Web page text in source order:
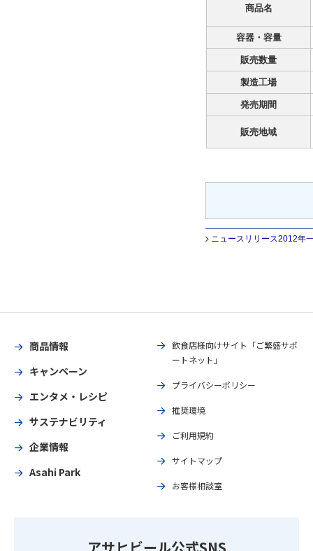
商品名
容器・容量
販売数量
製造工場
発売期間
販売地域
ニュースリリース2012年
商品情報
キャンペーン
エンタメ・レシピ
サステナビリティ
企業情報
Asahi Park
飲食店様向けサイト「ご繁盛サポ
ートネット」
プライバシーポリシー
推奨環境
ご利用規約
サイトマップ
お客様相談室